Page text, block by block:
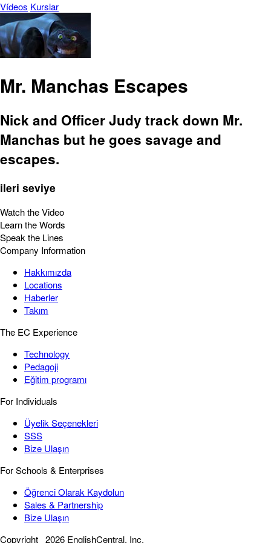
Vídeos Kurslar
Mr. Manchas Escapes
Nick and Officer Judy track down Mr.
Manchas but he goes savage and
escapes.
ileri seviye
Watch the Video
Learn the Words
Speak the Lines
Company Information
Hakkımızda
Locations
Haberler
Takım
The EC Experience
Technology
Pedagoji
Eğitim programı
For Individuals
Üyelik Seçenekleri
SSS
Bize Ulaşın
For Schools & Enterprises
Öğrenci Olarak Kaydolun
Sales & Partnership
Bize Ulaşın
Copyright 2026 EnglishCentral, Inc.